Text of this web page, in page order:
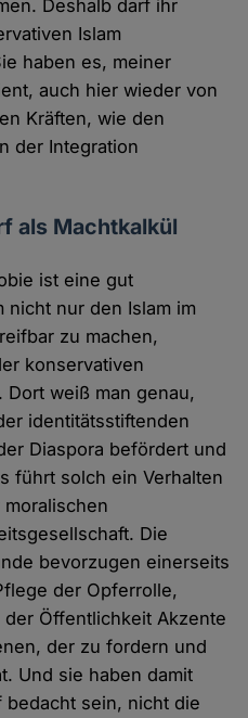
Deshalb darf ihr
Islam
haben es, meiner
auch hier wieder von
Kräften, wie den
der Integration
als Machtkalkül
ist eine gut
nicht nur den Islam im
zu machen,
konservativen
Dort weiß man genau,
identitätsstiftenden
Diaspora befördert und
führt solch ein Verhalten
Die
bevorzugen einerseits
der Opferrolle,
Öffentlichkeit Akzente
der zu fordern und
Und sie haben damit
bedacht sein, nicht die